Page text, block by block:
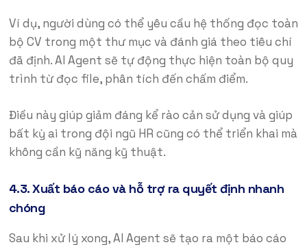
Ví dụ, người dùng có thể yêu cầu hệ thống đọc toàn
bộ CV trong một thư mục và đánh giá theo tiêu chí
đã định. AI Agent sẽ tự động thực hiện toàn bộ quy
trình từ đọc file, phân tích đến chấm điểm.
Điều này giúp giảm đáng kể rào cản sử dụng và giúp
bất kỳ ai trong đội ngũ HR cũng có thể triển khai mà
không cần kỹ năng kỹ thuật.
4.3. Xuất báo cáo và hỗ trợ ra quyết định nhanh
chóng
Sau khi xử lý xong, AI Agent sẽ tạo ra một báo cáo